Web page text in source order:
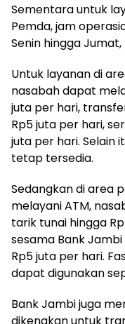
Sementara untuk
Pemda, jam
Senin hingga Jumat,
Untuk layanan di
nasabah dapat
juta per hari,
Rp5 juta per hari,
juta per hari. Selain
tetap tersedia.
Sedangkan di area
melayani ATM,
tarik tunai hingga
sesama Bank
Rp5 juta per hari.
dapat digunakan
Bank Jambi juga